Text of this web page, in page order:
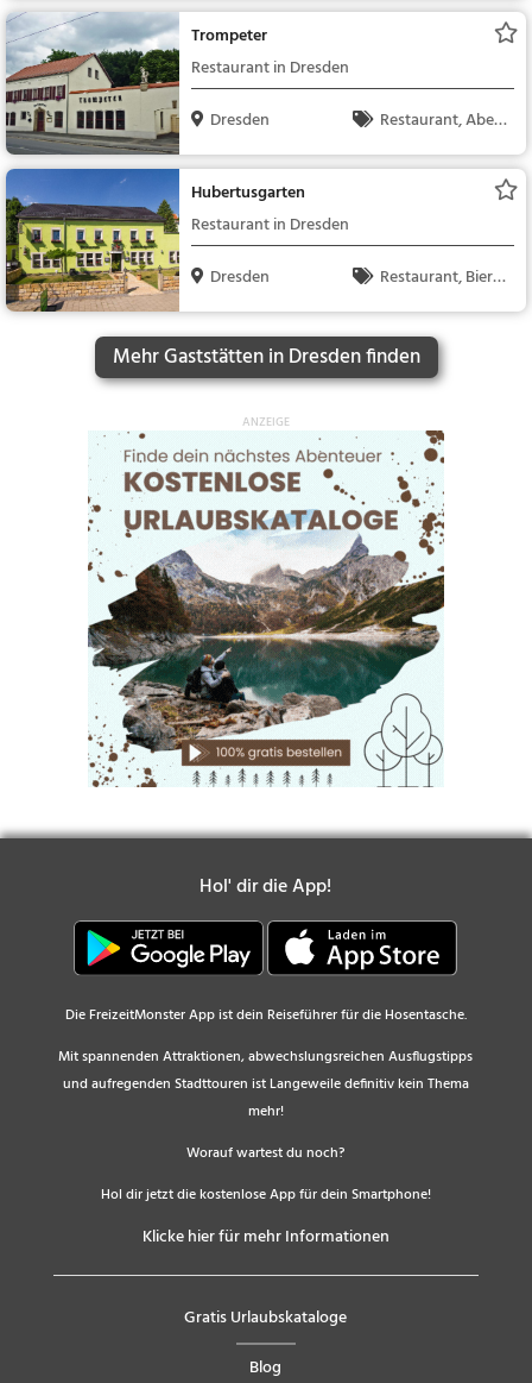
Trompeter
Restaurant in Dresden
Dresden
Restaurant, Aben
Hubertusgarten
Restaurant in Dresden
Dresden
Restaurant, Bierg
ittagessen, Bier, Snac
ks / Getränke, Deutsc
h, Regionalküche
Mehr Gaststätten in Dresden finden
Hol' dir die App!
Die FreizeitMonster App ist dein Reiseführer für die Hosentasche.
Mit spannenden Attraktionen, abwechslungsreichen Ausflugstipps
und aufregenden Stadttouren ist Langeweile definitiv kein Thema
mehr!
Worauf wartest du noch?
Hol dir jetzt die kostenlose App für dein Smartphone!
Klicke hier für mehr Informationen
Gratis Urlaubskataloge
Blog